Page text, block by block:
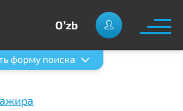
Oʼzb
форму поиска